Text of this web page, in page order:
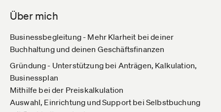
Über mich
Businessbegleitung - Mehr Klarheit bei deiner
Buchhaltung und deinen Geschäftsfinanzen
Gründung - Unterstützung bei Anträgen, Kalkulation,
Businessplan
Mithilfe bei der Preiskalkulation
Auswahl, Einrichtung und Support bei Selbstbuchung